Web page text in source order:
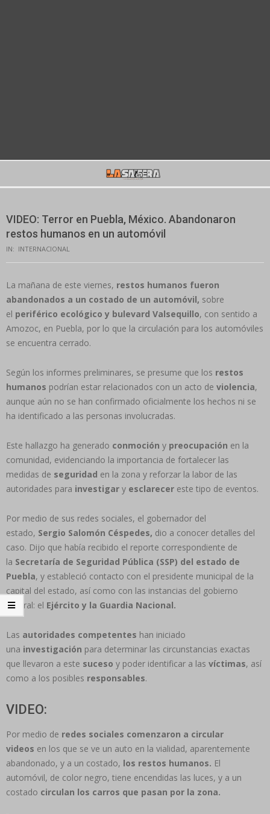
VIDEO: Terror en Puebla, México. Abandonaron
restos humanos en un automóvil
IN: INTERNACIONAL
La mañana de este viernes, restos humanos fueron
abandonados a un costado de un automóvil, sobre
el periférico ecológico y bulevard Valsequillo, con sentido a
Amozoc, en Puebla, por lo que la circulación para los automóviles
se encuentra cerrado.
Según los informes preliminares, se presume que los restos
humanos podrían estar relacionados con un acto de violencia,
aunque aún no se han confirmado oficialmente los hechos ni se
ha identificado a las personas involucradas.
Este hallazgo ha generado conmoción y preocupación en la
comunidad, evidenciando la importancia de fortalecer las
medidas de seguridad en la zona y reforzar la labor de las
autoridades para investigar y esclarecer este tipo de eventos.
Por medio de sus redes sociales, el gobernador del
estado, Sergio Salomón Céspedes, dio a conocer detalles del
caso. Dijo que había recibido el reporte correspondiente de
la Secretaría de Seguridad Pública (SSP) del estado de
Puebla, y estableció contacto con el presidente municipal de la
capital del estado, así como con las instancias del gobierno
federal: el Ejército y la Guardia Nacional.
Las autoridades competentes han iniciado
una investigación para determinar las circunstancias exactas
que llevaron a este suceso y poder identificar a las víctimas, así
como a los posibles responsables.
VIDEO:
Por medio de redes sociales comenzaron a circular
videos en los que se ve un auto en la vialidad, aparentemente
abandonado, y a un costado, los restos humanos. El
automóvil, de color negro, tiene encendidas las luces, y a un
costado circulan los carros que pasan por la zona.